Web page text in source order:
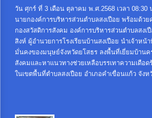
วัน ศุกร์ ที่ 3 เดือน ตุลาคม พ.ศ.2568 เวลา
นายกองค์การบริหารส่วนตำบลสงเปือย พร้อมด้ว
กองสวัสดิการสังคม องค์การบริหารส่วนตำบลสงเ
สิงห์ ผู้อำนวยการโรงเรียนบ้านสงเปือย นำเจ้าห
มั่นคงของมนุษย์จังหวัดยโสธร ลงพื้นที่เยี่ยมบ้าน
สังคมและหาแนวทางช่วยเหลือบรรเทาความเดือ
ในเขตพื้นที่ตำบลสงเปือย อำเภอคำเขื่อนแก้ว จังห